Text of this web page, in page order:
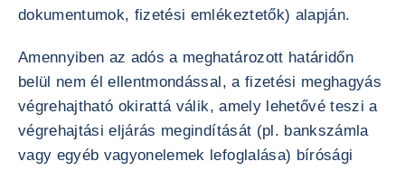
dokumentumok, fizetési emlékeztetők) alapján.
Amennyiben az adós a meghatározott határidőn
belül nem él ellentmondással, a fizetési meghagyás
végrehajtható okirattá válik, amely lehetővé teszi a
végrehajtási eljárás megindítását (pl. bankszámla
vagy egyéb vagyonelemek lefoglalása) bírósági